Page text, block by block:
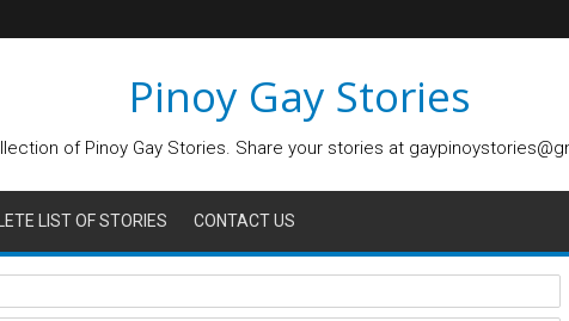
Pinoy Gay Stories
of Pinoy Gay Stories. Share your stories at
LIST OF STORIES CONTACT US